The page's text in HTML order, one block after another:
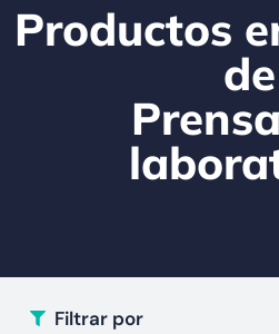
Productos
de
Filtrar por